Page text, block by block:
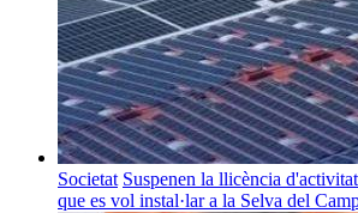
Societat Suspenen la llicència
que es vol instal·lar a la Selva del